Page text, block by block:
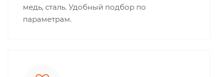
медь, сталь. Удобный подбор по
параметрам.